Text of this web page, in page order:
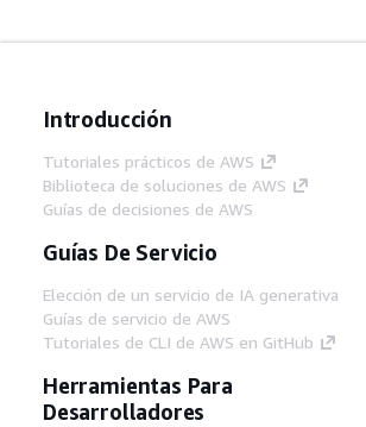
Introducción
Tutoriales prácticos de AWS
Biblioteca de soluciones de AWS
Guías de decisiones de AWS
Guías De Servicio
Elección de un servicio de IA generativa
Guías de servicio de AWS
Tutoriales de CLI de AWS en GitHub
Herramientas Para
Desarrolladores